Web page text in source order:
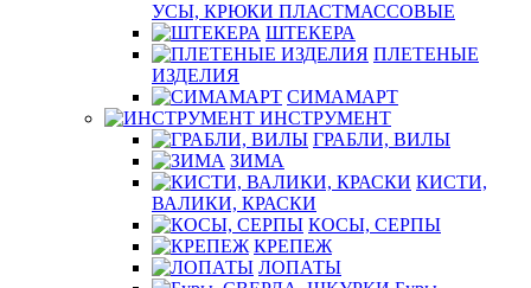
УСЫ, КРЮКИ ПЛАСТМАССОВЫЕ
ШТЕКЕРА
ПЛЕТЕНЫЕ
ИЗДЕЛИЯ
СИМАМАРТ
ИНСТРУМЕНТ
ГРАБЛИ, ВИЛЫ
ЗИМА
КИСТИ,
ВАЛИКИ, КРАСКИ
КОСЫ, СЕРПЫ
КРЕПЕЖ
ЛОПАТЫ